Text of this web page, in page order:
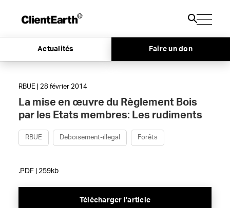
Actualités Faire un don
RBUE | 28 février 2014
La mise en œuvre du Règlement Bois
par les Etats membres: Les rudiments
RBUE Deboisement-illegal Forêts
.PDF | 259kb
Télécharger l’article